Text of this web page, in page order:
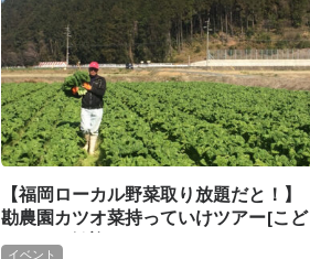
【福岡ローカル野菜取り放題だと！】
勘農園カツオ菜持っていけツアー[こど
もさんも歓迎！]
イベント